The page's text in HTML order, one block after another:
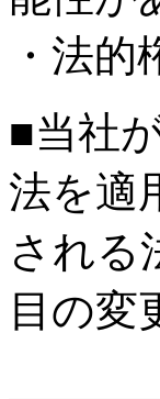
・法
■当社
法を適
される
目の変